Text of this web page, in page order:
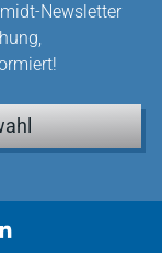
Newsletter